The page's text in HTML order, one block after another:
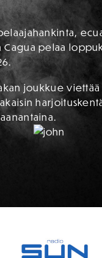
Cagua pelaa
joukkue viettää